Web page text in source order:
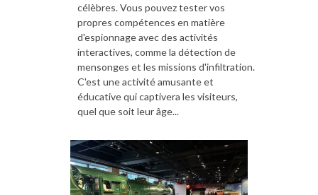
célèbres. Vous pouvez tester vos
propres compétences en matière
d'espionnage avec des activités
interactives, comme la détection de
mensonges et les missions d'infiltration.
C'est une activité amusante et
éducative qui captivera les visiteurs,
quel que soit leur âge...